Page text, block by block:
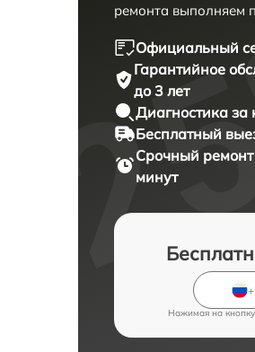
ремонта выполняем
Официальный
Гарантийное
до 3 лет
Диагностика за
Бесплатный
Срочный ремонт
минут
Нажимая на